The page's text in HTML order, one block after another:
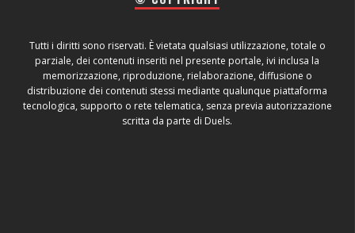
Tutti i diritti sono riservati. È vietata qualsiasi utilizzazione, totale o
parziale, dei contenuti inseriti nel presente portale, ivi inclusa la
memorizzazione, riproduzione, rielaborazione, diffusione o
distribuzione dei contenuti stessi mediante qualunque piattaforma
tecnologica, supporto o rete telematica, senza previa autorizzazione
scritta da parte di Duels.